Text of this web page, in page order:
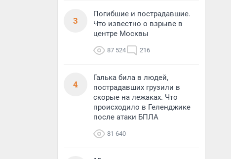
3
Погибшие и пострадавшие.
Что известно о взрыве в
центре Москвы
87 524 216
4
Галька била в людей,
пострадавших грузили в
скорые на лежаках. Что
происходило в Геленджике
после атаки БПЛА
81 640